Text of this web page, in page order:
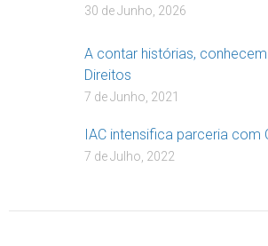
30 de Junho, 2026
A contar histórias,
Direitos
7 de Junho, 2021
IAC intensifica parceria com
7 de Julho, 2022